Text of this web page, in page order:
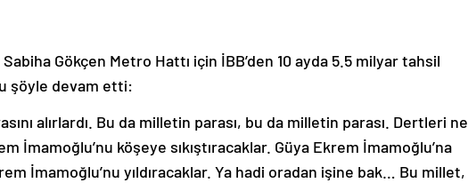
Sabiha Gökçen Metro Hattı için İBB’den 10 ayda 5.5 milyar tahsil
şöyle devam etti:
alırlardı. Bu da milletin parası, bu da milletin parası. Dertleri ne
İmamoğlu’nu köşeye sıkıştıracaklar. Güya Ekrem İmamoğlu’na
İmamoğlu’nu yıldıracaklar. Ya hadi oradan işine bak… Bu millet,